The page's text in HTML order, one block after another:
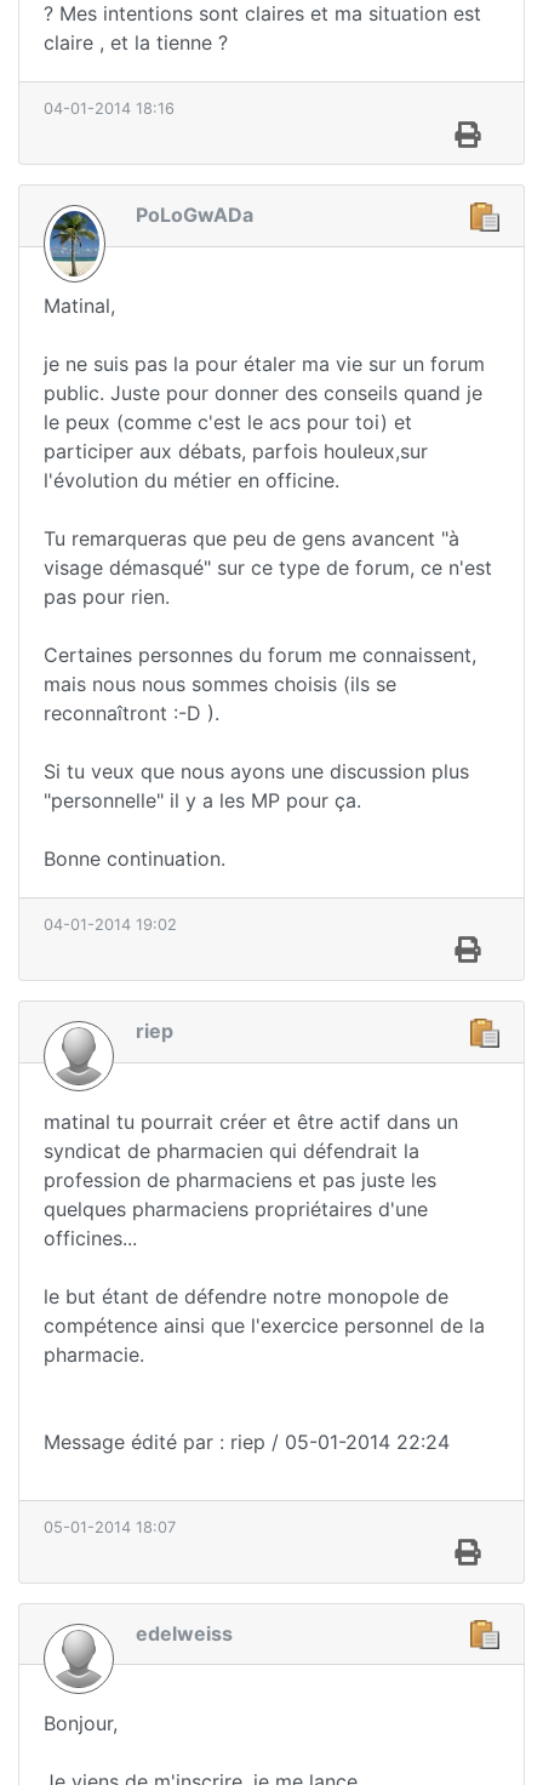
? Mes intentions sont claires et ma situation est
claire , et la tienne ?
04-01-2014 18:16
PoLoGwADa
Matinal,
je ne suis pas la pour étaler ma vie sur un forum
public. Juste pour donner des conseils quand je
le peux (comme c'est le acs pour toi) et
participer aux débats, parfois houleux,sur
l'évolution du métier en officine.
Tu remarqueras que peu de gens avancent "à
visage démasqué" sur ce type de forum, ce n'est
pas pour rien.
Certaines personnes du forum me connaissent,
mais nous nous sommes choisis (ils se
reconnaîtront :-D ).
Si tu veux que nous ayons une discussion plus
"personnelle" il y a les MP pour ça.
Bonne continuation.
04-01-2014 19:02
riep
matinal tu pourrait créer et être actif dans un
syndicat de pharmacien qui défendrait la
profession de pharmaciens et pas juste les
quelques pharmaciens propriétaires d'une
officines...
le but étant de défendre notre monopole de
compétence ainsi que l'exercice personnel de la
pharmacie.
Message édité par : riep / 05-01-2014 22:24
05-01-2014 18:07
edelweiss
Bonjour,